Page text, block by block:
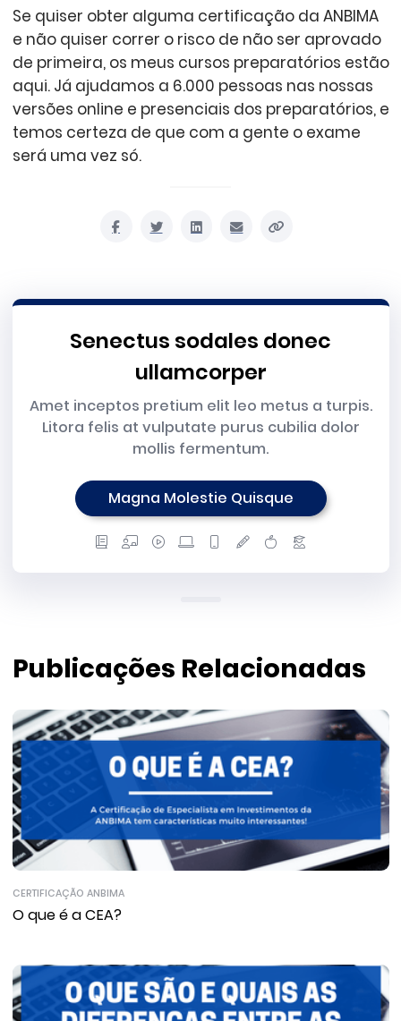
Se quiser obter alguma certificação da ANBIMA
e não quiser correr o risco de não ser aprovado
de primeira, os meus cursos preparatórios estão
aqui. Já ajudamos a 6.000 pessoas nas nossas
versões online e presenciais dos preparatórios, e
temos certeza de que com a gente o exame
será uma vez só.
Senectus sodales donec
ullamcorper
Amet inceptos pretium elit leo metus a turpis.
Litora felis at vulputate purus cubilia dolor
mollis fermentum.
Magna Molestie Quisque
Publicações Relacionadas
CERTIFICAÇÃO ANBIMA
O que é a CEA?